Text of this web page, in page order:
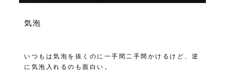
気泡
いつもは気泡を抜くのに一手間二手間かけるけど、逆
に気泡入れるのも面白い。